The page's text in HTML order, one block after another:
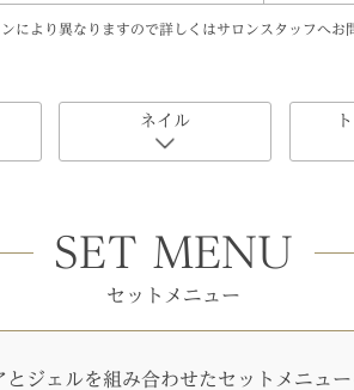
より異なりますので詳しくはサロンスタッフへお
ネイル
SET MENU
セットメニュー
とジェルを組み合わせたセットメニュ